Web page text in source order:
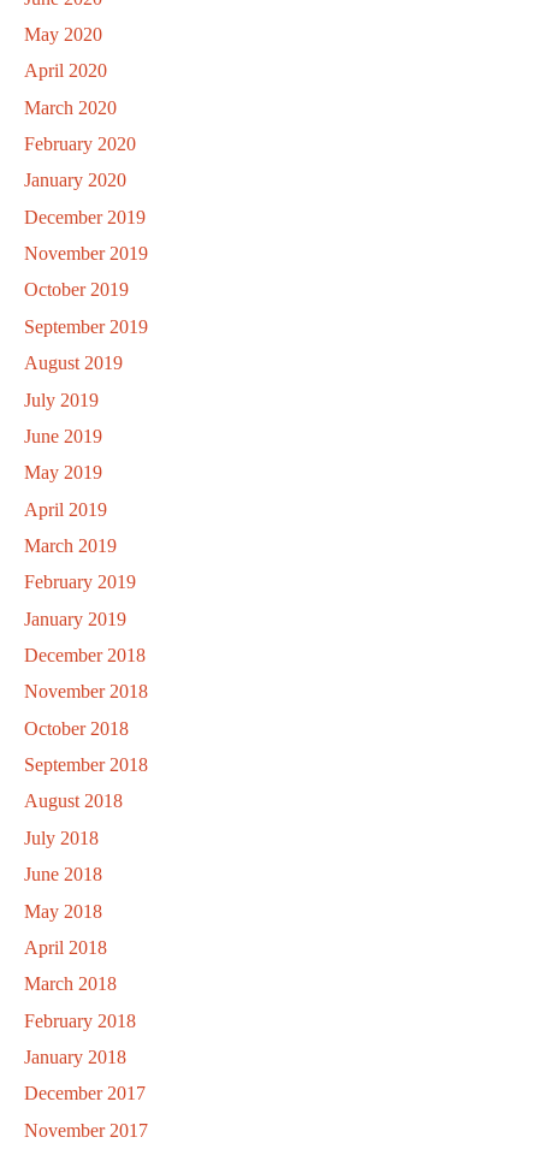
May 2020
April 2020
March 2020
February 2020
January 2020
December 2019
November 2019
October 2019
September 2019
August 2019
July 2019
June 2019
May 2019
April 2019
March 2019
February 2019
January 2019
December 2018
November 2018
October 2018
September 2018
August 2018
July 2018
June 2018
May 2018
April 2018
March 2018
February 2018
January 2018
December 2017
November 2017